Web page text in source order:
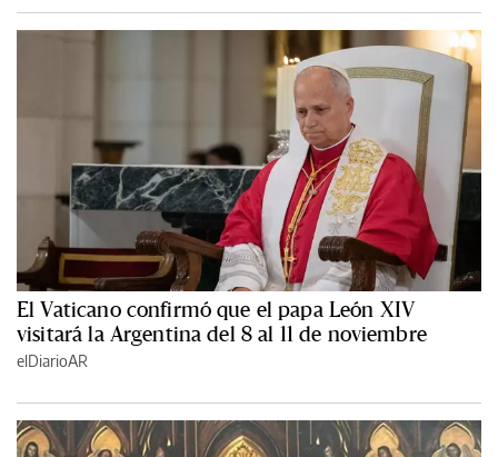
El Vaticano confirmó que el papa León XIV
visitará la Argentina del 8 al 11 de noviembre
elDiarioAR